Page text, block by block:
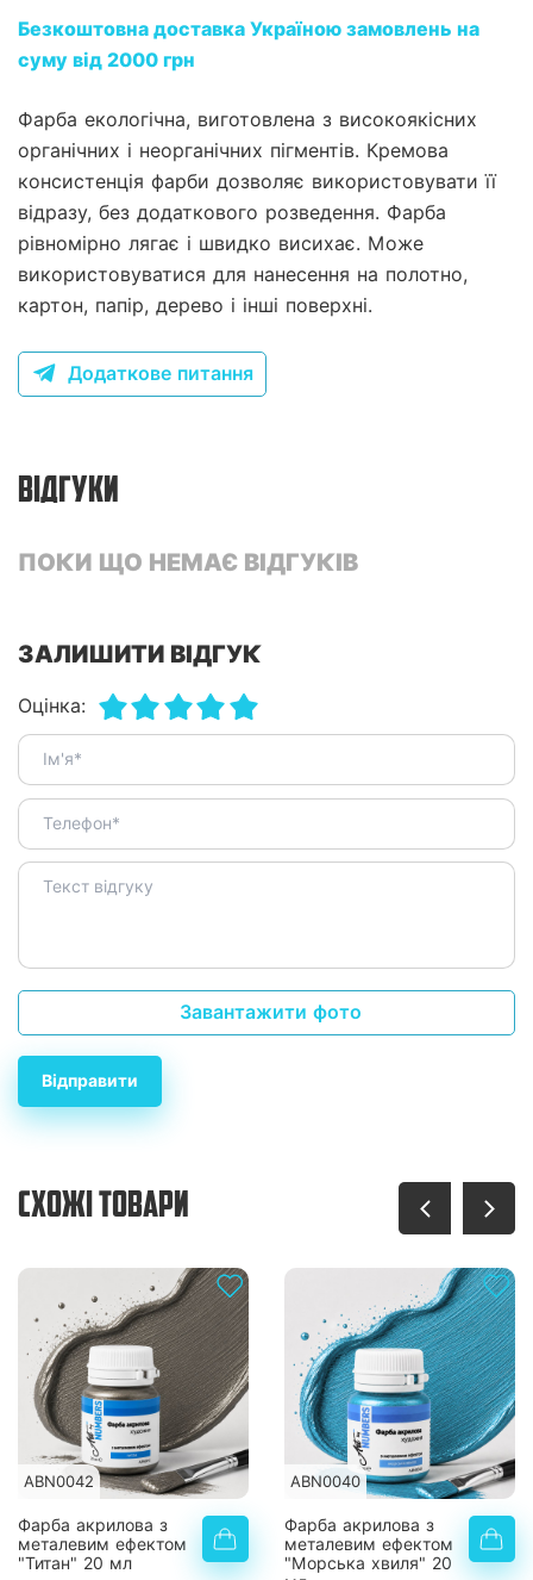
Безкоштовна доставка Україною замовлень на
суму від 2000 грн
Фарба екологічна, виготовлена з високоякісних
органічних і неорганічних пігментів. Кремова
консистенція фарби дозволяє використовувати її
відразу, без додаткового розведення. Фарба
рівномірно лягає і швидко висихає. Може
використовуватися для нанесення на полотно,
картон, папір, дерево і інші поверхні.
Додаткове питання
ВІДГУКИ
ПОКИ ЩО НЕМАЄ ВІДГУКІВ
ЗАЛИШИТИ ВІДГУК
Оцінка:
Завантажити фото
Відправити
СХОЖІ ТОВАРИ
ABN0042
Фарба акрилова з
металевим ефектом
"Титан" 20 мл
ABN0040
Фарба акрилова з
металевим ефектом
"Морська хвиля" 20